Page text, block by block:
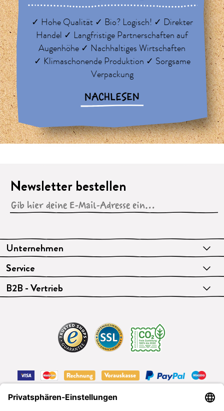
✓ Hohe Qualität ✓ Bio? Logisch! ✓ Direkter
Handel ✓ Langfristige Partnerschaften auf
Augenhöhe ✓ Nachhaltiges Wirtschaften
✓ Klimaschonende Produktion ✓ Sorgsame
Verpackung
NACHLESEN
Unternehmen
Service
B2B - Vertrieb
Newsletter bestellen